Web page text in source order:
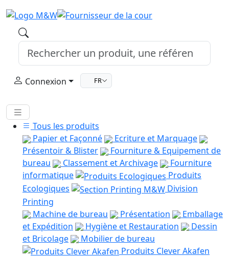
Connexion FR
Tous les produits
Papier et Façonné
Ecriture et Marquage
Présentoir & Blister
Fourniture & Equipement de
bureau
Classement et Archivage
Fourniture
informatique
Produits
Ecologiques
Division
Printing
Machine de bureau
Présentation
Emballage
et Expédition
Hygiène et Restauration
Dessin
et Bricolage
Mobilier de bureau
Produits Clever Akafen